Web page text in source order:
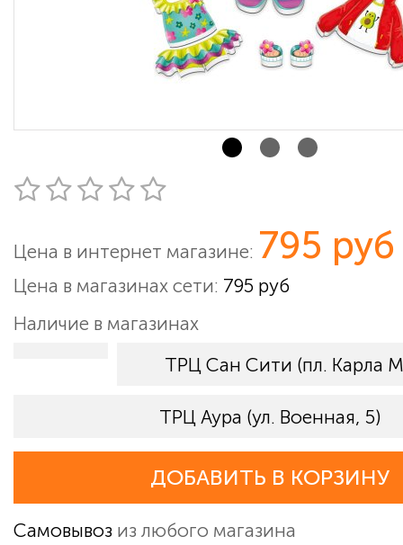
Цена в интернет магазине: 795 руб
Цена в магазинах сети: 795 руб
Наличие в магазинах
ТРЦ Сан Сити (пл. Карла
ТРЦ Аура (ул. Военная, 5)
ДОБАВИТЬ В КОРЗИНУ
Самовывоз из любого магазина